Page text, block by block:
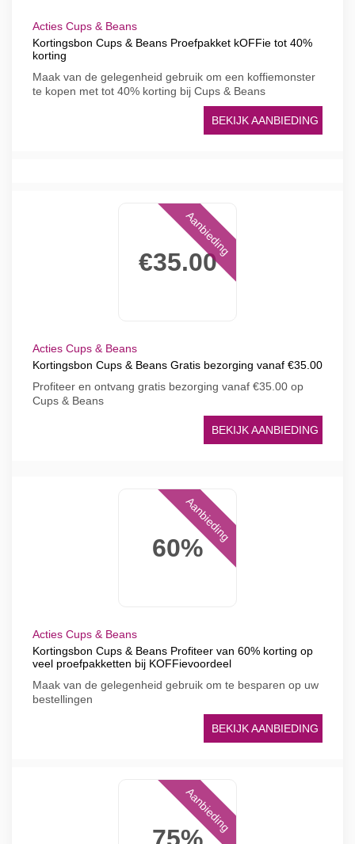
Acties Cups & Beans
Kortingsbon Cups & Beans Proefpakket kOFFie tot 40%
korting
Maak van de gelegenheid gebruik om een ​​koffiemonster
te kopen met tot 40% korting bij Cups & Beans
BEKIJK AANBIEDING
€35.00
Aanbieding
Acties Cups & Beans
Kortingsbon Cups & Beans Gratis bezorging vanaf €35.00
Profiteer en ontvang gratis bezorging vanaf €35.00 op
Cups & Beans
BEKIJK AANBIEDING
60%
Aanbieding
Acties Cups & Beans
Kortingsbon Cups & Beans Profiteer van 60% korting op
veel proefpakketten bij KOFFievoordeel
Maak van de gelegenheid gebruik om te besparen op uw
bestellingen
BEKIJK AANBIEDING
75%
Aanbieding